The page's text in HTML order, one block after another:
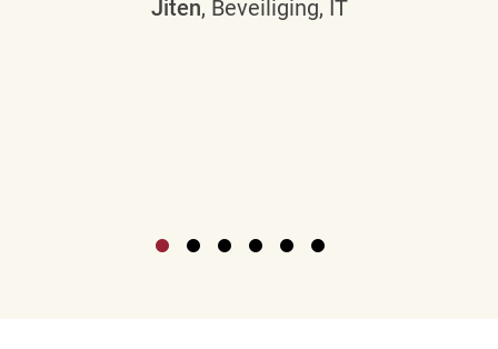
Jiten, Beveiliging, IT